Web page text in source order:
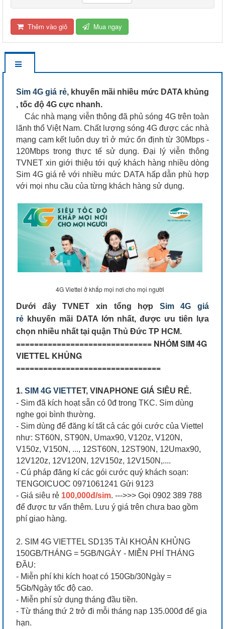
Thêm vào giỏ Mua ngay
Sim 4G giá rẻ, khuyến mãi nhiều mức DATA khủng
, tốc độ 4G cực nhanh.
Các nhà mạng viễn thông đã phủ sóng 4G trên toàn
lãnh thổ Việt Nam. Chất lượng sóng 4G được các nhà
mạng cam kết luôn duy trì ở mức ổn định từ 30Mbps -
120Mbps trong thực tế sử dụng. Đại lý viễn thông
TVNET xin giới thiệu tới quý khách hàng nhiều dòng
Sim 4G giá rẻ với nhiều mức DATA hấp dẫn phù hợp
với mọi nhu cầu của từng khách hàng sử dụng.
4G Viettel ở khắp mọi nơi cho mọi người
Dưới đây TVNET xin tổng hợp Sim 4G giá
rẻ khuyến mãi DATA lớn nhất, được ưu tiên lựa
chọn nhiều nhất tại quận Thủ Đức TP HCM.
============================== NHÓM SIM 4G
VIETTEL KHỦNG
================================
1. SIM 4G VIETTET, VINAPHONE GIÁ SIÊU RẺ.
- Sim đã kích hoạt sẵn có 0đ trong TKC. Sim dùng
nghe gọi bình thường.
- Sim dùng để đăng kí tất cả các gói cước của Viettel
như: ST60N, ST90N, Umax90, V120z, V120N,
V150z, V150N, ..., 12ST60N, 12ST90N, 12Umax90,
12V120z, 12V120N, 12V150z, 12V150N,....
- Cú pháp đăng kí các gói cước quý khách soạn:
TENGOICUOC 0971061241 Gửi 9123
- Giá siêu rẻ 100,000đ/sim. --->>> Gọi 0902 389 788
để được tư vấn thêm. Lưu ý giá trên chưa bao gồm
phí giao hàng.
2. SIM 4G VIETTEL SD135 TÀI KHOẢN KHỦNG
150GB/THÁNG = 5GB/NGÀY - MIỄN PHÍ THÁNG
ĐẦU:
- Miễn phí khi kích hoạt có 150Gb/30Ngày =
5Gb/Ngày tốc độ cao.
- Miễn phí sử dụng tháng đầu tiền.
- Từ tháng thứ 2 trở đi mỗi tháng nạp 135.000đ để gia
hạn.